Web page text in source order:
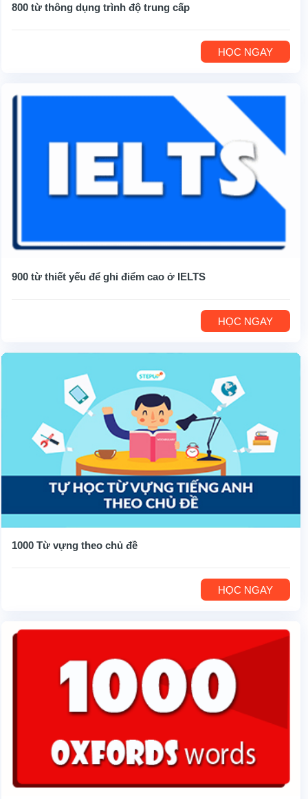
800 từ thông dụng trình độ trung cấp
HỌC NGAY
900 từ thiết yếu để ghi điểm cao ở IELTS
HỌC NGAY
1000 Từ vựng theo chủ đề
HỌC NGAY